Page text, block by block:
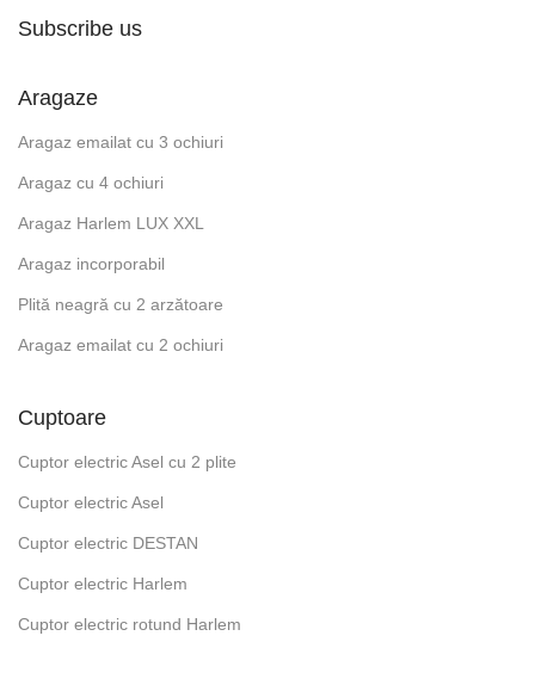
Subscribe us
Aragaze
Aragaz emailat cu 3 ochiuri
Aragaz cu 4 ochiuri
Aragaz Harlem LUX XXL
Aragaz incorporabil
Plită neagră cu 2 arzătoare
Aragaz emailat cu 2 ochiuri
Cuptoare
Cuptor electric Asel cu 2 plite
Cuptor electric Asel
Cuptor electric DESTAN
Cuptor electric Harlem
Cuptor electric rotund Harlem